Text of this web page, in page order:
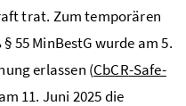
trat. Zum temporären
55MinBestGwurde am 5.
erlassen (CbCR-Safe-
11. Juni 2025 die